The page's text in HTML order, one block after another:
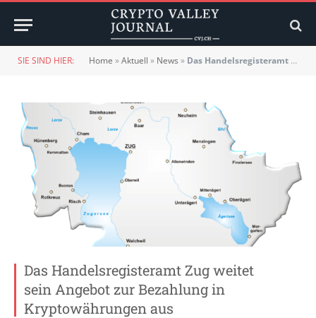
SIE SIND HIER: Home »Aktuell » News » Das Handelsregisteramt Zug weitet sein Angebot zur Bezahlung in Kryptowährungen aus
Das Handelsregisteramt Zug weitet
sein Angebot zur Bezahlung in
Kryptowährungen aus